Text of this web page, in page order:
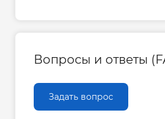
Вопросы и ответы
Задать вопрос